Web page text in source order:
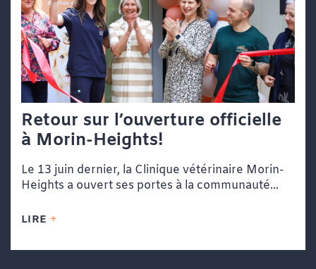
Retour sur l’ouverture officielle
à Morin-Heights!
Le 13 juin dernier, la Clinique vétérinaire Morin-
Heights a ouvert ses portes à la communauté...
LIRE